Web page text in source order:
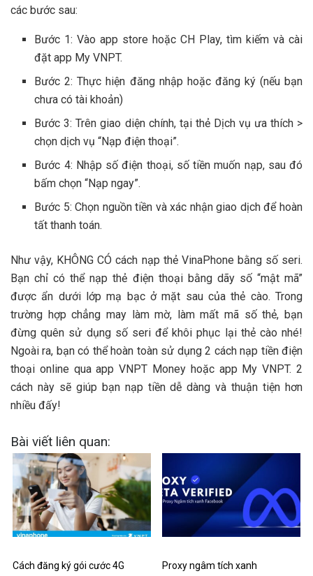
các bước sau:
Bước 1: Vào app store hoặc CH Play, tìm kiếm và cài
đặt app My VNPT.
Bước 2: Thực hiện đăng nhập hoặc đăng ký (nếu bạn
chưa có tài khoản)
Bước 3: Trên giao diện chính, tại thẻ Dịch vụ ưa thích >
chọn dịch vụ “Nạp điện thoại”.
Bước 4: Nhập số điện thoại, số tiền muốn nạp, sau đó
bấm chọn “Nạp ngay”.
Bước 5: Chọn nguồn tiền và xác nhận giao dịch để hoàn
tất thanh toán.
Như vậy, KHÔNG CÓ cách nạp thẻ VinaPhone bằng số seri.
Bạn chỉ có thể nạp thẻ điện thoại bằng dãy số “mật mã”
được ẩn dưới lớp mạ bạc ở mặt sau của thẻ cào. Trong
trường hợp chẳng may làm mờ, làm mất mã số thẻ, bạn
đừng quên sử dụng số seri để khôi phục lại thẻ cào nhé!
Ngoài ra, bạn có thể hoàn toàn sử dụng 2 cách nạp tiền điện
thoại online qua app VNPT Money hoặc app My VNPT. 2
cách này sẽ giúp bạn nạp tiền dễ dàng và thuận tiện hơn
nhiều đấy!
Bài viết liên quan:
Cách đăng ký gói cước 4G
Proxy ngâm tích xanh